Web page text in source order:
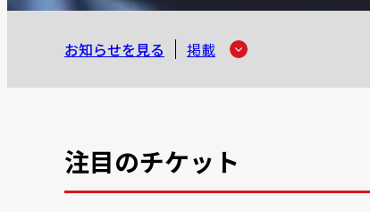
お知らせを見る 掲載
注目のチケット